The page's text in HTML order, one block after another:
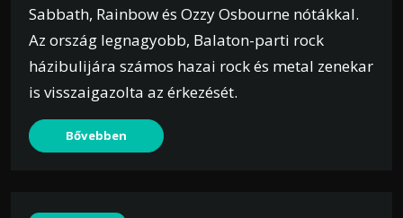
Sabbath, Rainbow és Ozzy Osbourne nótákkal.
Az ország legnagyobb, Balaton-parti rock
házibulijára számos hazai rock és metal zenekar
is visszaigazolta az érkezését.
Bővebben